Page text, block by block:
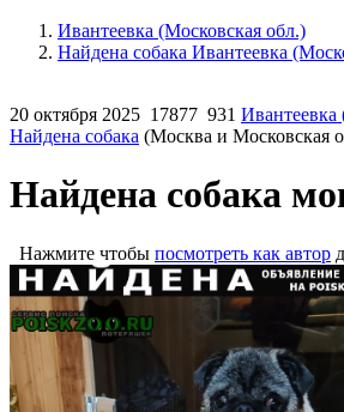
Ивантеевка (Московская обл.)
Найдена собака Ивантеевка
20 октября 2025 17877 931 Ивантеевка
Найдена собака (Москва и Московская
Найдена собака
Нажмите чтобы посмотреть как автор